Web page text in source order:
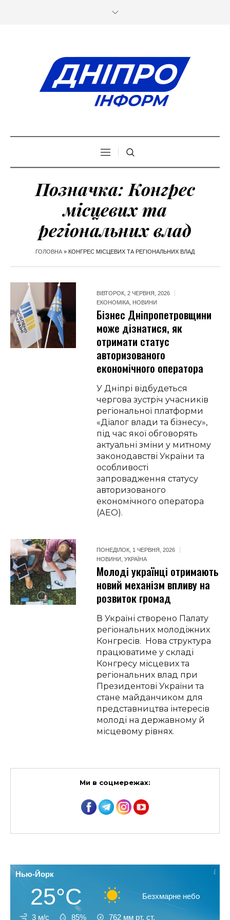
Позначка: Конгрес
місцевих та
регіональних влад
ГОЛОВНА » КОНГРЕС МІСЦЕВИХ ТА РЕГІОНАЛЬНИХ ВЛАД
ВІВТОРОК, 2 ЧЕРВНЯ, 2026
ЕКОНОМІКА НОВИНИ
Бізнес Дніпропетровщини
може дізнатися, як
отримати статус
авторизованого
економічного оператора
У Дніпрі відбудеться
чергова зустріч учасників
регіональної платформи
«Діалог влади та бізнесу»,
під час якої обговорять
актуальні зміни у митному
законодавстві України та
особливості
запровадження статусу
авторизованого
економічного оператора
(АЕО).
ПОНЕДІЛОК, 1 ЧЕРВНЯ, 2026
НОВИНИ ,УКРАЇНА
Молоді українці отримають
новий механізм впливу на
розвиток громад
В Україні створено Палату
регіональних молодіжних
Конгресів. Нова структура
працюватиме у складі
Конгресу місцевих та
регіональних влад при
Президентові України та
стане майданчиком для
представництва інтересів
молоді на державному й
місцевому рівнях.
Ми в соцмережах:
Нью-Йорк
25°C Безхмарне небо
3 м/с 85% 762 мм рт. ст.